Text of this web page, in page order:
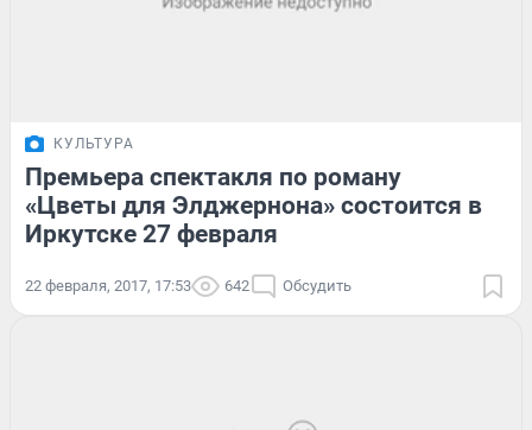
КУЛЬТУРА
Премьера спектакля по роману
«Цветы для Элджернона» состоится в
Иркутске 27 февраля
22 февраля, 2017, 17:53 642 Обсудить